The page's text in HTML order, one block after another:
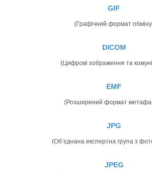
GIF
(Графічний формат
DICOM
(Цифрові зображення та
EMF
(Розширений формат
JPG
(Об’єднана експертна група з
JPEG